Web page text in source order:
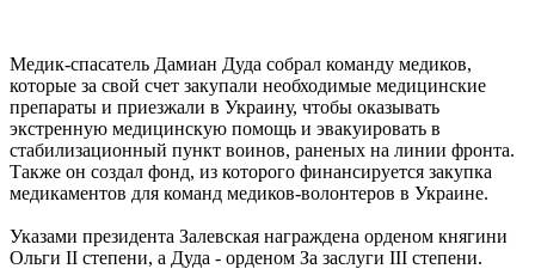
Медик-спасатель Дамиан Дуда собрал команду медиков,
которые за свой счет закупали необходимые медицинские
препараты и приезжали в Украину, чтобы оказывать
экстренную медицинскую помощь и эвакуировать в
стабилизационный пункт воинов, раненых на линии фронта.
Также он создал фонд, из которого финансируется закупка
медикаментов для команд медиков-волонтеров в Украине.
Указами президента Залевская награждена орденом княгини
Ольги II степени, а Дуда - орденом За заслуги III степени.